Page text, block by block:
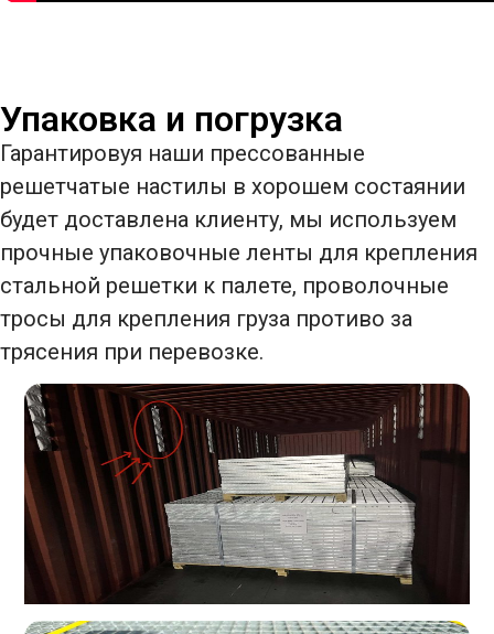
Упаковка и погрузка
Гарантировуя наши прессованные
решетчатые настилы в хорошем состаянии
будет доставлена клиенту, мы используем
прочные упаковочные ленты для крепления
стальной решетки к палете, проволочные
тросы для крепления груза противо за
трясения при перевозке.